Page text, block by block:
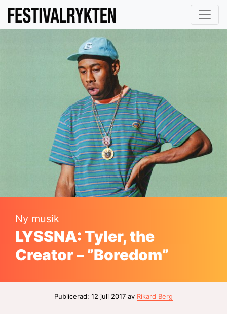
Ny musik
LYSSNA: Tyler, the
Creator – ”Boredom”
Publicerad: 12 juli 2017 av Rikard Berg